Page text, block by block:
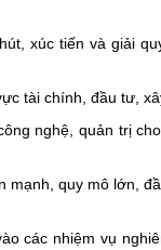
xúc tiến và giải
tài chính, đầu tư,
nghệ, quản trị
quy mô lớn,
các nhiệm vụ